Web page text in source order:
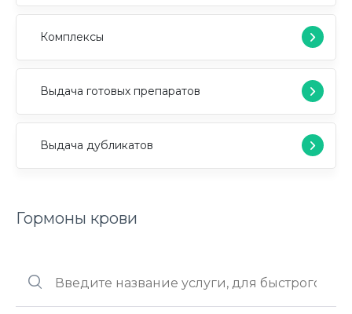
Комплексы
Выдача готовых препаратов
Выдача дубликатов
Гормоны крови